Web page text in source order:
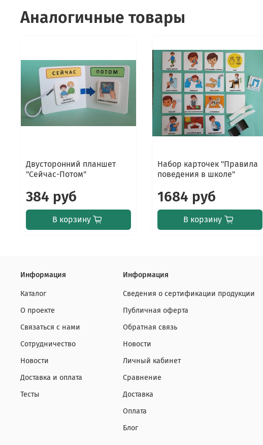
Аналогичные товары
Двусторонний планшет
"Сейчас-Потом"
384 руб
В корзину
Набор карточек "Правила
поведения в школе"
1684 руб
В корзину
Информация
Каталог
О проекте
Связаться с нами
Сотрудничество
Новости
Доставка и оплата
Тесты
Информация
Сведения о сертификации продукции
Публичная оферта
Обратная связь
Новости
Личный кабинет
Сравнение
Доставка
Оплата
Блог